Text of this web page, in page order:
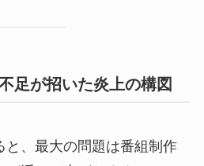
足が招いた炎上の構図
と、最大の問題は番組制作